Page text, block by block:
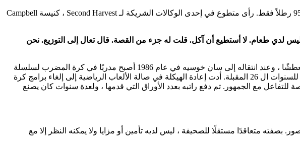
وجد منصور الحصاد الثاني في وقت حرج من حياته. غير قادر على تغطية نفقاته ، كان يعيش في سيارته وانخفض إلى 95 رطلاً فقط. رأى متطوع في إحدى الوكالات الشريكة لـ Second Harvest ، كنيسة Campbell
لدي طعام. لا أستطيع أن آكل. قلت له جزء من القصة. قال تعال إلى التوزيع. نحن
هاجر منصور إلى الولايات المتحدة في السبعينيات بحثًا عن وظائف في مجال الأعمال. كان أيضًا لاعب كرة مضرب متعطشًا ، وعند انتقاله إلى سان خوسيه في عام 1986 أصبح مدربًا في كرة المضرب لسلسلة
صالة رياضية وطنية تاركًا وظيفته الإدارية لمتابعة شغفه ومشاركة حبه للرياضة مع الآخرين. كان مدرب كرة المضرب للسنوات ال 26 المقبلة. أدت إعادة الهيكلة في صالة الألعاب الرياضية إلى إلغاء برامج كرة
مع الجمهور. تم دفع راتبه بعدد الأوراق التي قدمها ، ولعدة سنوات كان يصنع
متعاقدًا مستقلًا للصحيفة ، ليس لديه تأمين أو مزايا ولا يمكنه النظر إلا مع